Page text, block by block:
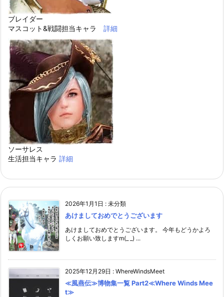
ブレイダー
マスコット&戦闘担当キャラ 詳細
ソーサレス
生活担当キャラ 詳細
2026年1月1日 : 未分類
あけましておめでとうございます
あけましておめでとうございます。 今年もどうかよろ
しくお願い致しますm(_ _) ...
2025年12月29日 : WhereWindsMeet
≪風燕伝≫博物集一覧 Part2≪Where Winds Mee
t≫